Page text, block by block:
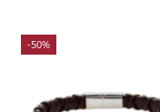
-50%